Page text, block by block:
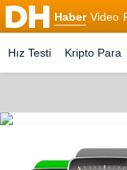
Haber Video
Hız Testi Kripto Para